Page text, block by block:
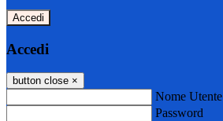
Accedi
Accedi
button close ×
Nome Utente
Password